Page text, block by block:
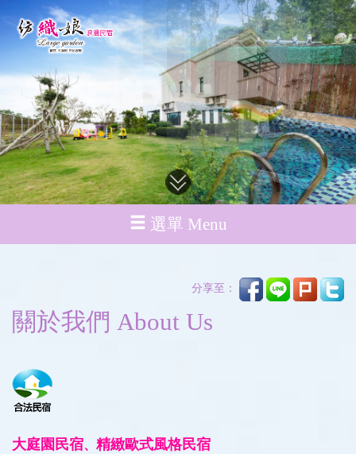
選單 Menu
分享至：
關於我們 About Us
大庭園民宿、 精緻歐式風格民宿